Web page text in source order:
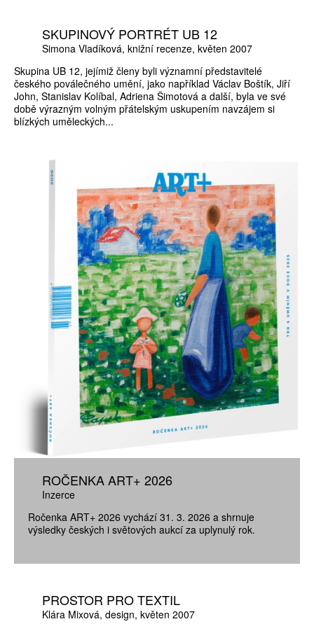
SKUPINOVÝ PORTRÉT UB 12
Simona Vladíková knižní recenze květen 2007
Skupina UB 12, jejímiž členy byli významní představitelé
českého poválečného umění, jako například Václav Boštík, Jiří
John, Stanislav Kolíbal, Adriena Šimotová a další, byla ve své
době výrazným volným přátelským uskupením navzájem si
blízkých uměleckých...
ROČENKA ART+ 2026
Inzerce
Ročenka ART+ 2026 vychází 31. 3. 2026 a shrnuje
výsledky českých i světových aukcí za uplynulý rok.
PROSTOR PRO TEXTIL
Klára Mixová design květen 2007